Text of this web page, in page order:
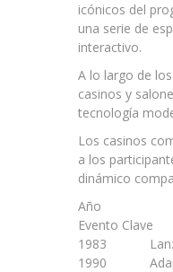
icónicos del
una serie de
interactivo.
A lo largo de
casinos y
tecnología
Los casinos
a los
dinámico
Año
Evento Clave
1983
1990